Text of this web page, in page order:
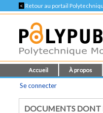
< Retour au portail
Accueil À propos
Se connecter
DOCUMENTS DONT